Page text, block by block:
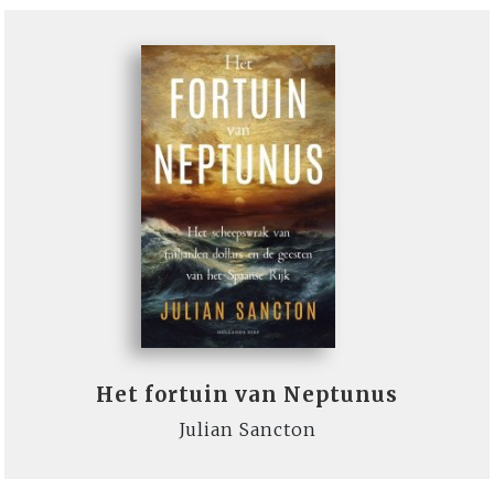
Het fortuin van Neptunus
Julian Sancton